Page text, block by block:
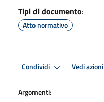
Tipi di documento:
Atto normativo
Condividi Vedi azioni
Argomenti: